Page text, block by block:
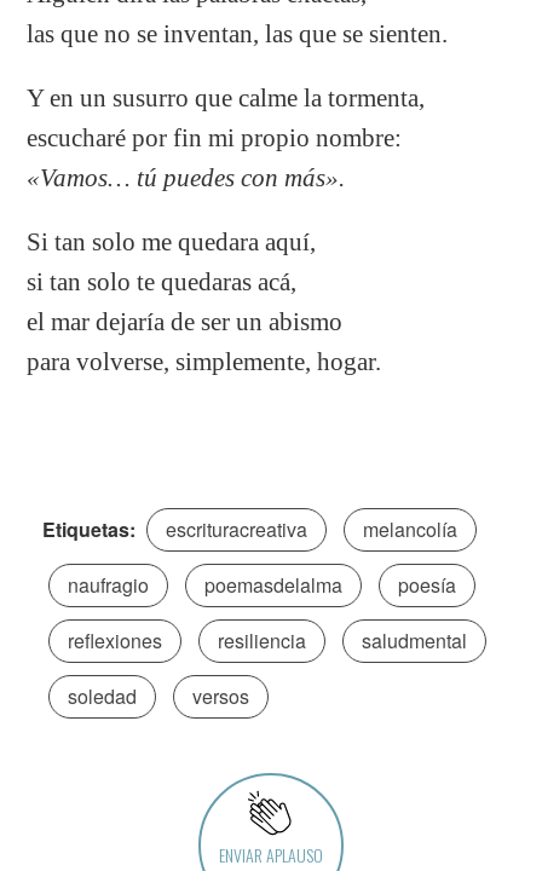
las que no se inventan, las que se sienten.
Y en un susurro que calme la tormenta,
escucharé por fin mi propio nombre:
«Vamos… tú puedes con más».
Si tan solo me quedara aquí,
si tan solo te quedaras acá,
el mar dejaría de ser un abismo
para volverse, simplemente, hogar.
Etiquetas: escrituracreativa
melancolía
naufragio
poemasdelalma
poesía
reflexiones
resiliencia
saludmental
soledad
versos
ENVIAR APLAUSO